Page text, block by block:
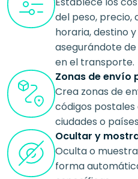
del peso, precio,
horaria, destino
asegurándote
en el transporte.
Zonas de envío
Crea zonas de
códigos postales
ciudades o
Ocultar y
Oculta o
forma